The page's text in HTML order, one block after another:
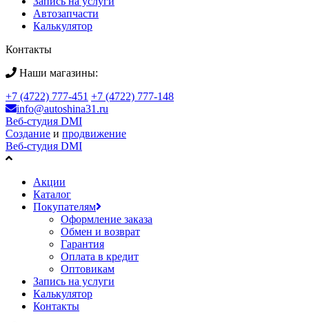
Автозапчасти
Калькулятор
Контакты
Наши магазины:
+7 (4722) 777-451 +7 (4722) 777-148
info@autoshina31.ru
Веб-студия DMI
Создание и продвижение
Веб-студия DMI
Акции
Каталог
Покупателям
Оформление заказа
Обмен и возврат
Гарантия
Оплата в кредит
Оптовикам
Запись на услуги
Калькулятор
Контакты